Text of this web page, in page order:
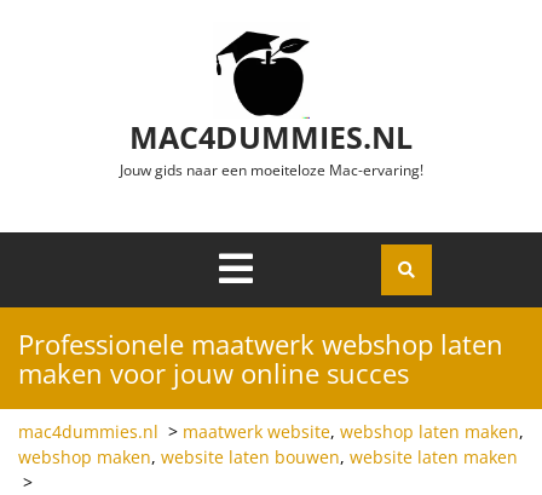
MAC4DUMMIES.NL
Jouw gids naar een moeiteloze Mac-ervaring!
Openen
Professionele maatwerk webshop laten
maken voor jouw online succes
mac4dummies.nl > maatwerk website, webshop laten maken,
webshop maken, website laten bouwen, website laten maken
>